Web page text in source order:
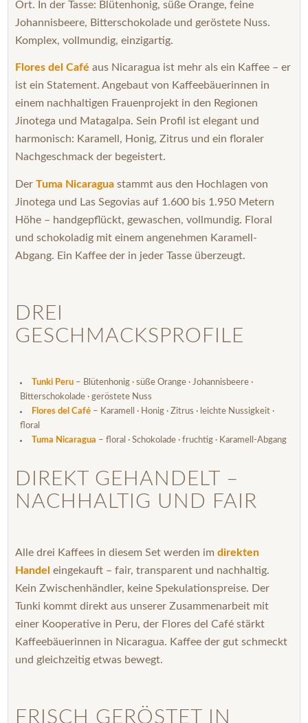
Ort. In der Tasse: Blütenhonig, süße Orange, feine
Johannisbeere, Bitterschokolade und geröstete Nuss.
Komplex, vollmundig, einzigartig.
Flores del Café aus Nicaragua ist mehr als ein Kaffee – er
ist ein Statement. Angebaut von Kaffeebäuerinnen in
einem nachhaltigen Frauenprojekt in den Regionen
Jinotega und Matagalpa. Sein Profil ist elegant und
harmonisch: Karamell, Honig, Zitrus und ein floraler
Nachgeschmack der begeistert.
DerTuma Nicaragua stammt aus den Hochlagen von
Jinotega und Las Segovias auf 1.600 bis 1.950 Metern
Höhe – handgepflückt, gewaschen, vollmundig. Floral
und schokoladig mit einem angenehmen Karamell-
Abgang. Ein Kaffee der in jeder Tasse überzeugt.
DREI
GESCHMACKSPROFILE
Tunki Peru – Blütenhonig · süße Orange · Johannisbeere ·
Bitterschokolade · geröstete Nuss
Flores del Café – Karamell · Honig · Zitrus · leichte Nussigkeit ·
floral
Tuma Nicaragua – floral · Schokolade · fruchtig · Karamell-Abgang
DIREKT GEHANDELT –
NACHHALTIG UND FAIR
Alle drei Kaffees in diesem Set werden imdirekten
Handel eingekauft – fair, transparent und nachhaltig.
Kein Zwischenhändler, keine Spekulationspreise. Der
Tunki kommt direkt aus unserer Zusammenarbeit mit
einer Kooperative in Peru, der Flores del Café stärkt
Kaffeebäuerinnen in Nicaragua. Kaffee der gut schmeckt
und gleichzeitig etwas bewegt.
FRISCH GERÖSTET IN